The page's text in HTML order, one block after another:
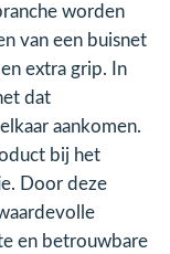
worden
van een buisnet
extra grip. In
dat
aankomen.
bij het
Door deze
en betrouwbare